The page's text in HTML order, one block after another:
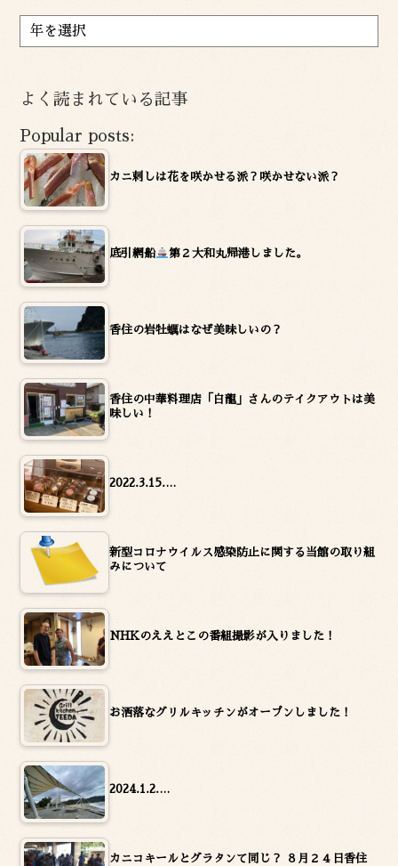
ア
ー
イ
ブ
よく読まれている記事
Popular posts:
カニ刺しは花を咲かせる派？咲かせない派？
底引網船 第２大和丸帰港しました。
香住の岩牡蠣はなぜ美味しいの？
香住の中華料理店「白龍」さんのテイクアウトは美
味しい！
2022.3.15.…
新型コロナウイルス感染防止に関する当館の取り組
みについて
NHKのええとこの番組撮影が入りました！
お洒落なグリルキッチンがオープンしました！
2024.1.2.…
カニコキールとグラタンて同じ？ ８月２４日香住